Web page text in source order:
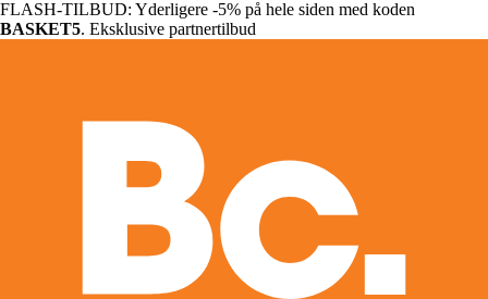
FLASH-TILBUD: Yderligere -5% på hele siden med koden
BASKET5. Eksklusive partnertilbud